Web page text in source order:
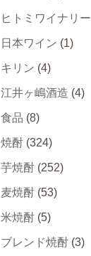
ヒトミワイナリー
日本ワイン (1)
キリン (4)
江井ヶ嶋酒造 (4)
食品 (8)
焼酎 (324)
芋焼酎 (252)
麦焼酎 (53)
米焼酎 (5)
ブレンド焼酎 (3)